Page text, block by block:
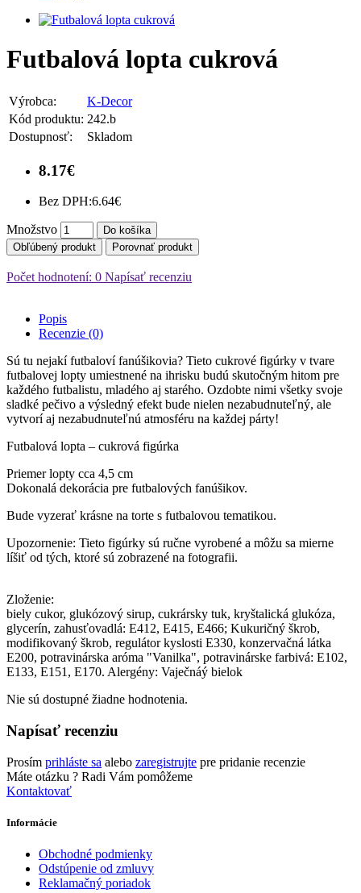
Futbalová lopta cukrová
Výrobca:
K-Decor
Kód produktu: 242.b
Dostupnosť:
Skladom
8.17€
Bez DPH:6.64€
Množstvo
Do košíka
Obľúbený produkt
Porovnať produkt
Počet hodnotení: 0 Napísať recenziu
Popis
Recenzie (0)
Sú tu nejakí futbaloví fanúšikovia? Tieto cukrové figúrky v tvare
futbalovej lopty umiestnené na ihrisku budú skutočným hitom pre
každého futbalistu, mladého aj starého. Ozdobte nimi všetky svoje
sladké pečivo a výsledný efekt bude nielen nezabudnuteľný, ale
vytvorí aj nezabudnuteľnú atmosféru na každej párty!
Futbalová lopta – cukrová figúrka
Priemer lopty cca 4,5 cm
Dokonalá dekorácia pre futbalových fanúšikov.
Bude vyzerať krásne na torte s futbalovou tematikou.
Upozornenie: Tieto figúrky sú ručne vyrobené a môžu sa mierne
líšiť od tých, ktoré sú zobrazené na fotografii.
Zloženie:
biely cukor, glukózový sirup, cukrársky tuk, kryštalická glukóza,
glycerín, zahusťovadlá: E412, E415, E466; Kukuričný škrob,
modifikovaný škrob, regulátor kyslosti E330, konzervačná látka
E200, potravinárska aróma "Vanilka", potravinárske farbivá: E102,
E133, E151, E170. Alergény: Vaječnáý bielok
Nie sú dostupné žiadne hodnotenia.
Napísať recenziu
Prosím prihláste sa alebo zaregistrujte pre pridanie recenzie
Máte otázku ? Radi Vám pomôžeme
Kontaktovať
Informácie
Obchodné podmienky
Odstúpenie od zmluvy
Reklamačný poriadok